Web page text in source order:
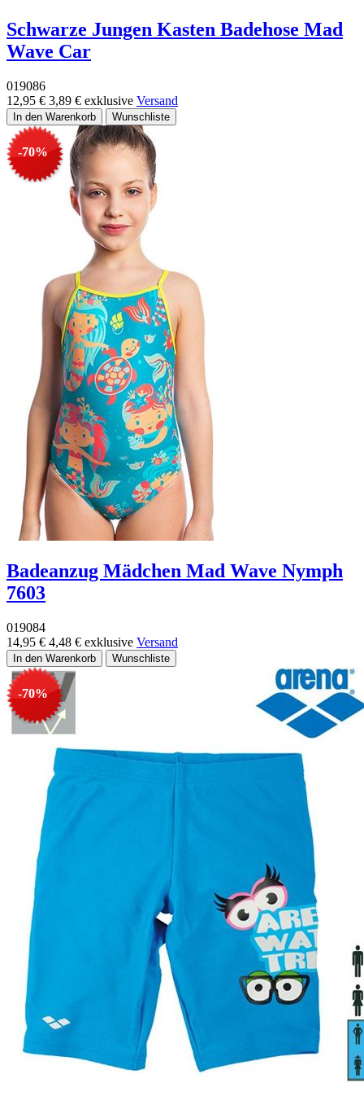
Schwarze Jungen Kasten Badehose Mad
Wave Car
019086
12,95 € 3,89 € exklusive Versand
-70%
Badeanzug Mädchen Mad Wave Nymph
7603
019084
14,95 € 4,48 € exklusive Versand
-70%